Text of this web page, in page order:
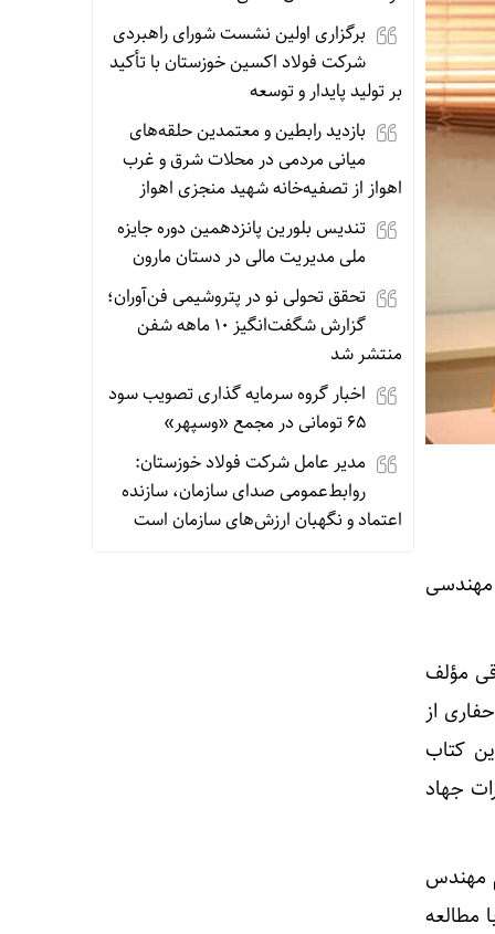
مؤلف
از
کتاب
جهاد
مهندس
مطالعه
برگزاری اولین نشست شورای راهبردی
شرکت فولاد اکسین خوزستان با تأکید
بر تولید پایدار و توسعه
بازدید رابطین و معتمدین حلقه‌های
میانی مردمی در محلات شرق و غرب
اهواز از تصفیه‌خانه شهید منجزی اهواز
تندیس بلورین پانزدهمین دوره جایزه
ملی مدیریت مالی در دستان مارون
تحقق تحولی نو در پتروشیمی فن‌آوران؛
گزارش شگفت‌انگیز ۱۰ ماهه شفن
منتشر شد
اخبار گروه سرمایه گذاری تصویب سود
۶۵ تومانی در مجمع «وسپهر»
مدیر عامل شرکت فولاد خوزستان:
روابط‌عمومی صدای سازمان، سازنده
اعتماد و نگهبان ارزش‌های سازمان است